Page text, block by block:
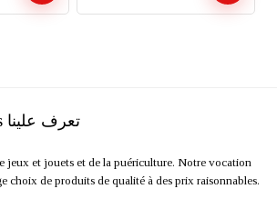
Qui sommes-nous تعرف علينا
jeux et jouets et de la puériculture. Notre vocation
choix de produits de qualité à des prix raisonnables.